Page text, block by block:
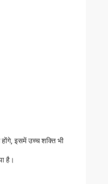
इसमें उच्च शक्ति भी
है।